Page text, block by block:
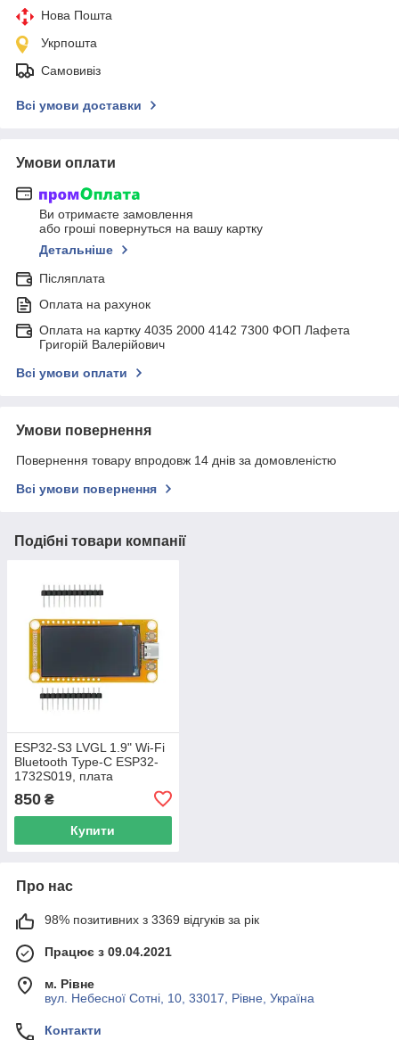
Нова Пошта
Укрпошта
Самовивіз
Всі умови доставки
Умови оплати
Ви отримаєте замовлення
або гроші повернуться на вашу картку
Детальніше
Післяплата
Оплата на рахунок
Оплата на картку 4035 2000 4142 7300 ФОП Лафета
Григорій Валерійович
Всі умови оплати
Умови повернення
Повернення товару впродовж 14 днів за домовленістю
Всі умови повернення
Подібні товари компанії
ESP32-S3 LVGL 1.9" Wi-Fi
Bluetooth Type-C ESP32-
1732S019, плата
850 ₴
Купити
Про нас
98% позитивних з 3369 відгуків за рік
Працює з 09.04.2021
м. Рівне
вул. Небесної Сотні, 10, 33017, Рівне, Україна
Контакти